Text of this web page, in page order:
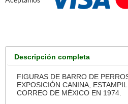
Descripción completa
FIGURAS DE BARRO DE
EXPOSICIÓN CANINA,
CORREO DE MÉXICO EN 1974.